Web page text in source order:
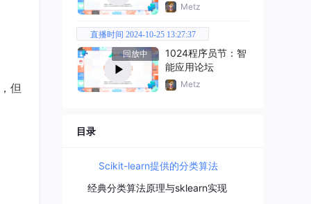
但
Metz
直播时间 2024-10-25 13:27:37
回放中
1024程序员节：智
能应用论坛
Metz
目录
Scikit-learn提供的分类算法
经典分类算法原理与sklearn实现